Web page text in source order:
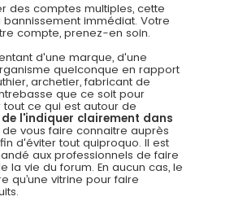
des comptes multiples, cette
immédiat. Votre
compte, prenez-en soin.
d'une marque, d'une
quelconque en rapport
archetier, fabricant de
que ce soit pour
tout ce qui est autour de
l'indiquer clairement dans
vous faire connaitre auprès
d'éviter tout quiproquo. Il est
aux professionnels de faire
la vie du forum. En aucun cas, le
qu’une vitrine pour faire